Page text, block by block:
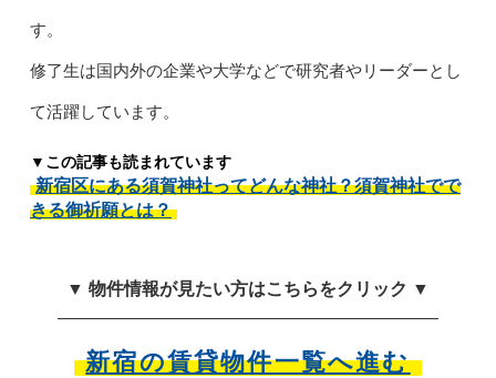
す。
修了生は国内外の企業や大学などで研究者やリーダーとし
て活躍しています。
▼この記事も読まれています
新宿区にある須賀神社ってどんな神社？須賀神社でで
きる御祈願とは？
▼ 物件情報が見たい方はこちらをクリック ▼
新宿の賃貸物件一覧へ進む